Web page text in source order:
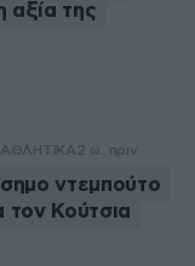
αξία της
ΑΘΛΗΤΙΚΑ2 ω. πριν
ντεμπούτο
τον Κούτσια